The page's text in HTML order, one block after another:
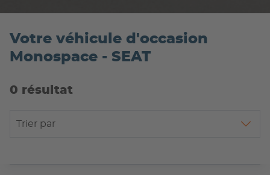
Votre véhicule d'occasion
Monospace - SEAT
0 résultat
Trier par